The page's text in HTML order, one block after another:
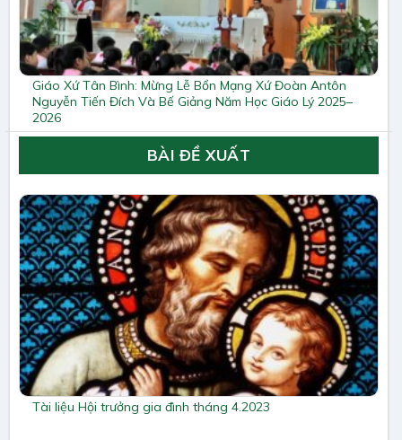
Giáo Xứ Tân Bình: Mừng Lễ Bổn Mạng Xứ Đoàn Antôn
Nguyễn Tiến Đích Và Bế Giảng Năm Học Giáo Lý 2025–
2026
BÀI ĐỀ XUẤT
Tài liệu Hội trưởng gia đình tháng 4.2023